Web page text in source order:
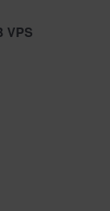
VPS